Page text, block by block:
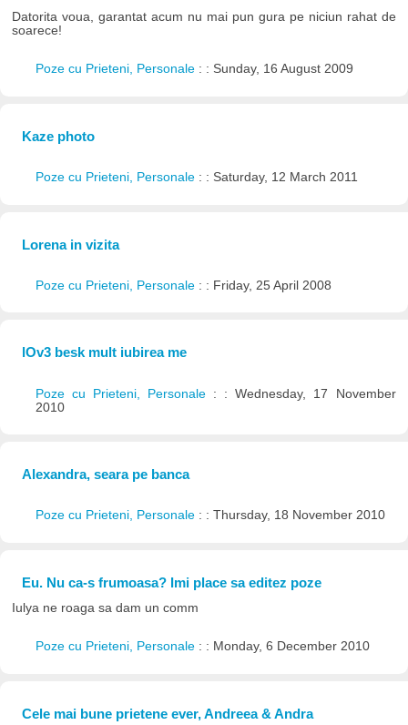
Datorita voua, garantat acum nu mai pun gura pe niciun rahat de
soarece!
Poze cu Prieteni, Personale : : Sunday, 16 August 2009
Kaze photo
Poze cu Prieteni, Personale : : Saturday, 12 March 2011
Lorena in vizita
Poze cu Prieteni, Personale : : Friday, 25 April 2008
lOv3 besk mult iubirea me
Poze cu Prieteni, Personale : : Wednesday, 17 November
2010
Alexandra, seara pe banca
Poze cu Prieteni, Personale : : Thursday, 18 November 2010
Eu. Nu ca-s frumoasa? Imi place sa editez poze
Iulya ne roaga sa dam un comm
Poze cu Prieteni, Personale : : Monday, 6 December 2010
Cele mai bune prietene ever, Andreea & Andra